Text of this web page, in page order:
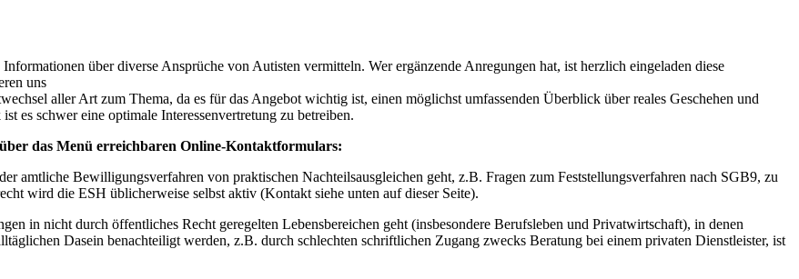
über diverse Ansprüche von Autisten vermitteln. Wer ergänzende Anregungen hat, ist herzlich eingeladen diese
uns
aller Art zum Thema, da es für das Angebot wichtig ist, einen möglichst umfassenden Überblick über reales Geschehen und
es schwer eine optimale Interessenvertretung zu betreiben.
das Menü erreichbaren Online-Kontaktformulars:
amtliche Bewilligungsverfahren von praktischen Nachteilsausgleichen geht, z.B. Fragen zum Feststellungsverfahren nach SGB9, zu
wird die ESH üblicherweise selbst aktiv (Kontakt siehe unten auf dieser Seite).
in nicht durch öffentliches Recht geregelten Lebensbereichen geht (insbesondere Berufsleben und Privatwirtschaft), in denen
Dasein benachteiligt werden, z.B. durch schlechten schriftlichen Zugang zwecks Beratung bei einem privaten Dienstleister, ist